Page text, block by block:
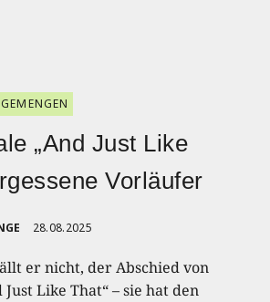
„And Just Like
Vorläufer
28.08.2025
er nicht, der Abschied von
Like That“ – sie hat den